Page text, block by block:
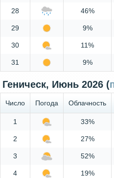
28 46%
29 9%
30 11%
31 9%
Геническ, Июнь 2026 (
Число Погода Облачность
1
33%
2 27%
3 52%
4 19%